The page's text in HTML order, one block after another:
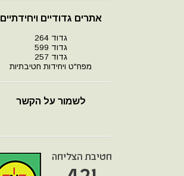
אתרים גדודיים ויחידתיים
גדוד 264
גדוד 599
גדוד 257
מפח"ט ויחידות חטיבתיות
לשמור על הקשר